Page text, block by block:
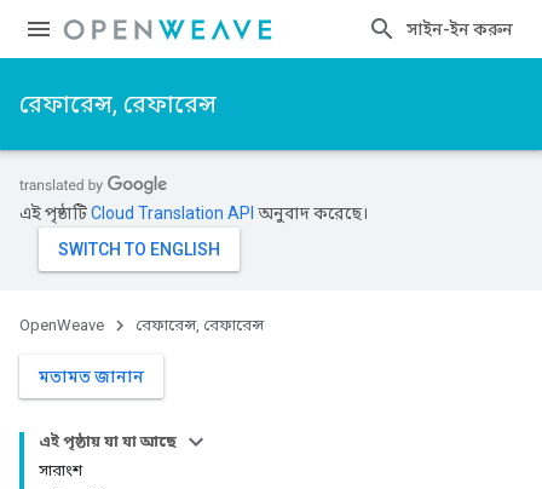
সাইন-ইন করুন
রেফারেন্স, রেফারেন্স
এই পৃষ্ঠাটিCloud Translation API অনুবাদ করেছে।
OpenWeave রেফারেন্স, রেফারেন্স
মতামত জানান
এই পৃষ্ঠায় যা যা আছে
সারাংশ